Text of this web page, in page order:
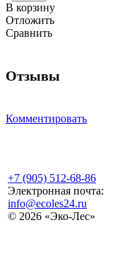
В корзину
Отложить
Сравнить
Отзывы
Комментировать
+7 (905) 512-68-86
Электронная почта:
info@ecoles24.ru
© 2026 «Эко-Лес»